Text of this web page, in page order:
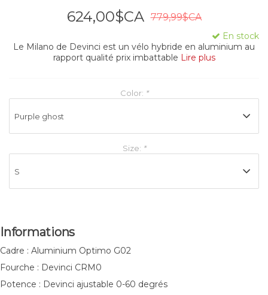
624,00$CA 779,99$CA
En stock
Le Milano de Devinci est un vélo hybride en aluminium au
rapport qualité prix imbattable Lire plus
Color: *
Size: *
Informations
Cadre : Aluminium Optimo G02
Fourche : Devinci CRM0
Potence : Devinci ajustable 0-60 degrés